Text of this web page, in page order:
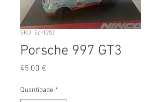
SKU: Sc-1252
Porsche 997 GT3
45,00 €
Quantidade *